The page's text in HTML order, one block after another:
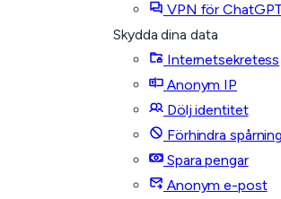
VPN för
Skydda dina data
Internetsekretess
Anonym IP
Dölj identitet
Förhindra spårning
Spara pengar
Anonym e-post